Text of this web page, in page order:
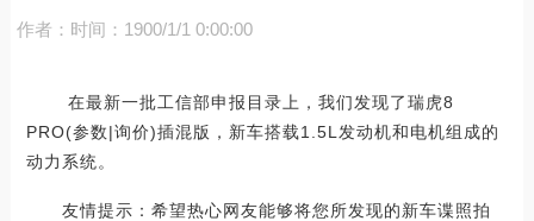
作者： 时间：1900/1/1 0:00:00
在最新一批工信部申报目录上，我们发现了瑞虎8
PRO(参数|询价)插混版，新车搭载1.5L发动机和电机组成的
动力系统。
友情提示：希望热心网友能够将您所发现的新车谍照拍